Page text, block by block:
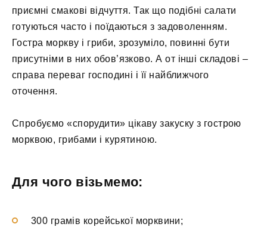
приємні смакові відчуття. Так що подібні салати
готуються часто і поїдаються з задоволенням.
Гостра моркву і гриби, зрозуміло, повинні бути
присутніми в них обов’язково. А от інші складові –
справа переваг господині і її найближчого
оточення.
Спробуємо «спорудити» цікаву закуску з гострою
морквою, грибами і курятиною.
Для чого візьмемо:
300 грамів корейської морквини;